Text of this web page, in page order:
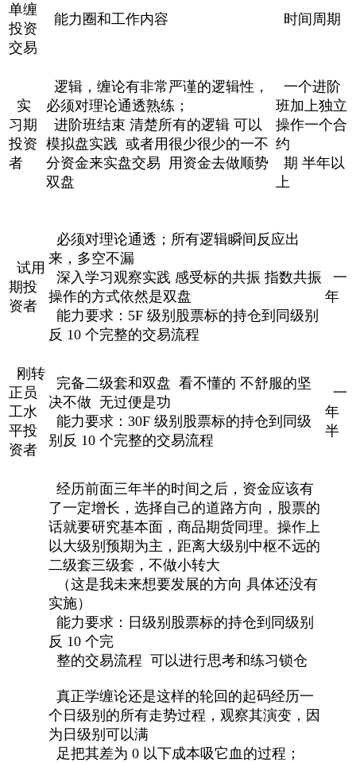
单缠
投资
交易
能力圈和工作内容 时间周期
实
习期
投资
者
逻辑，缠论有非常严谨的逻辑性，
必须对理论通透熟练；
进阶班结束 清楚所有的逻辑 可以
模拟盘实践 或者用很少很少的一不
分资金来实盘交易 用资金去做顺势
双盘
一个进阶
班加上独立
操作一个合
约
期 半年以
上
试用
期投
资者
必须对理论通透；所有逻辑瞬间反应出
来，多空不漏
深入学习观察实践 感受标的共振 指数共振
操作的方式依然是双盘
能力要求：5F 级别股票标的持仓到同级别
反 10 个完整的交易流程
一
年
刚转
正员
工水
平投
资者
完备二级套和双盘 看不懂的 不舒服的坚
决不做 无过便是功
能力要求：30F 级别股票标的持仓到同级
别反 10 个完整的交易流程
一
年
半
经历前面三年半的时间之后，资金应该有
了一定增长，选择自己的道路方向，股票的
话就要研究基本面，商品期货同理。操作上
以大级别预期为主，距离大级别中枢不远的
二级套三级套，不做小转大
（这是我未来想要发展的方向 具体还没有
实施）
能力要求：日级别股票标的持仓到同级别
反 10 个完
整的交易流程 可以进行思考和练习锁仓
真正学缠论还是这样的轮回的起码经历一
个日级别的所有走势过程，观察其演变，因
为日级别可以满
足把其差为 0 以下成本吸它血的过程；